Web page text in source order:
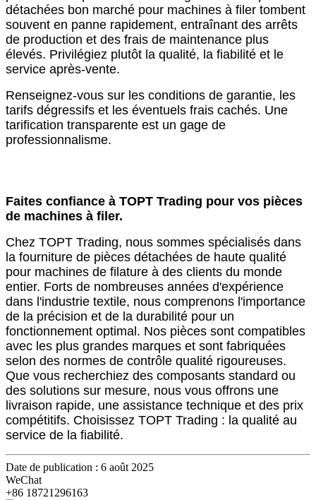
détachées bon marché pour machines à filer tombent
souvent en panne rapidement, entraînant des arrêts
de production et des frais de maintenance plus
élevés. Privilégiez plutôt la qualité, la fiabilité et le
service après-vente.
Renseignez-vous sur les conditions de garantie, les
tarifs dégressifs et les éventuels frais cachés. Une
tarification transparente est un gage de
professionnalisme.
Faites confiance à TOPT Trading pour vos pièces
de machines à filer.
Chez TOPT Trading, nous sommes spécialisés dans
la fourniture de pièces détachées de haute qualité
pour machines de filature à des clients du monde
entier. Forts de nombreuses années d'expérience
dans l'industrie textile, nous comprenons l'importance
de la précision et de la durabilité pour un
fonctionnement optimal. Nos pièces sont compatibles
avec les plus grandes marques et sont fabriquées
selon des normes de contrôle qualité rigoureuses.
Que vous recherchiez des composants standard ou
des solutions sur mesure, nous vous offrons une
livraison rapide, une assistance technique et des prix
compétitifs. Choisissez TOPT Trading : la qualité au
service de la fiabilité.
Date de publication : 6 août 2025
WeChat
+86 18721296163